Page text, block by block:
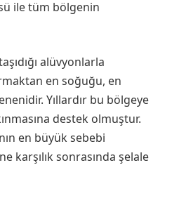
ile tüm bölgenin
alüvyonlarla
en soğuğu, en
Yıllardır bu bölgeye
destek olmuştur.
en büyük sebebi
karşılık sonrasında şelale